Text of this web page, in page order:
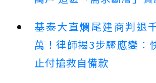
基泰大直爛尾建商判退
萬！律師揭3步驟應變：
止付搶救自備款